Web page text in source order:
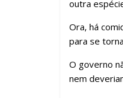
outra
Ora, há
para se
O governo
nem